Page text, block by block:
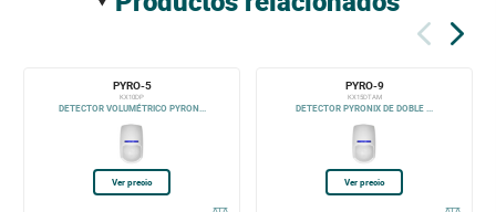
PYRO-5
KX10DP
DETECTOR VOLUMÉTRICO PYRON...
Ver precio
PYRO-9
KX15DTAM
DETECTOR PYRONIX DE DOBLE ...
Ver precio